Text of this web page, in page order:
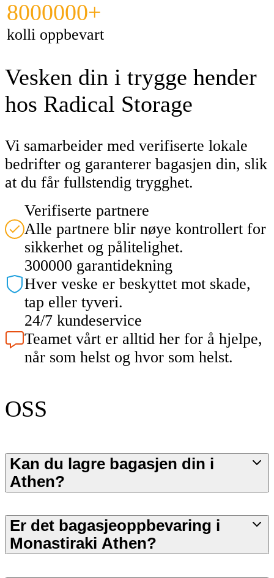
8000000+
kolli oppbevart
Vesken din i trygge hender
hos Radical Storage
Vi samarbeider med verifiserte lokale
bedrifter og garanterer bagasjen din, slik
at du får fullstendig trygghet.
Verifiserte partnere
Alle partnere blir nøye kontrollert for
sikkerhet og pålitelighet.
300000 garantidekning
Hver veske er beskyttet mot skade,
tap eller tyveri.
24/7 kundeservice
Teamet vårt er alltid her for å hjelpe,
når som helst og hvor som helst.
OSS
Kan du lagre bagasjen din i
Athen?
Er det bagasjeoppbevaring i
Monastiraki Athen?